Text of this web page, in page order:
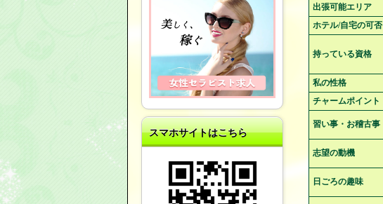
スマホサイトはこちら
出張可能エリア
ホテル/自宅の可否
持っている資格
私の性格
チャームポイント
習い事・お稽古事
志望の動機
日ごろの趣味